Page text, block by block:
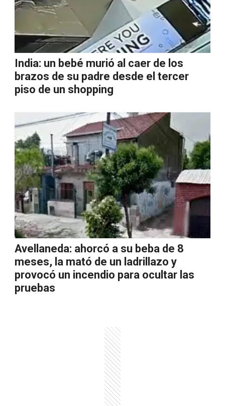
India: un bebé murió al caer de los
brazos de su padre desde el tercer
piso de un shopping
Avellaneda: ahorcó a su beba de 8
meses, la mató de un ladrillazo y
provocó un incendio para ocultar las
pruebas